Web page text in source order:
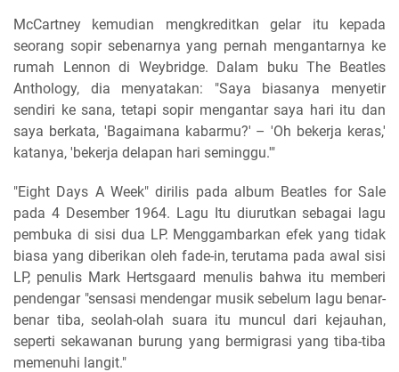
McCartney kemudian mengkreditkan gelar itu kepada
seorang sopir sebenarnya yang pernah mengantarnya ke
rumah Lennon di Weybridge. Dalam buku The Beatles
Anthology, dia menyatakan: "Saya biasanya menyetir
sendiri ke sana, tetapi sopir mengantar saya hari itu dan
saya berkata, 'Bagaimana kabarmu?' – 'Oh bekerja keras,'
katanya, 'bekerja delapan hari seminggu.'"
"Eight Days A Week" dirilis pada album Beatles for Sale
pada 4 Desember 1964. Lagu Itu diurutkan sebagai lagu
pembuka di sisi dua LP. Menggambarkan efek yang tidak
biasa yang diberikan oleh fade-in, terutama pada awal sisi
LP, penulis Mark Hertsgaard menulis bahwa itu memberi
pendengar "sensasi mendengar musik sebelum lagu benar-
benar tiba, seolah-olah suara itu muncul dari kejauhan,
seperti sekawanan burung yang bermigrasi yang tiba-tiba
memenuhi langit."